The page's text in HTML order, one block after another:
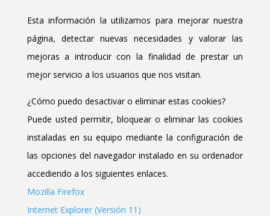
Esta información la utilizamos para mejorar nuestra
página, detectar nuevas necesidades y valorar las
mejoras a introducir con la finalidad de prestar un
mejor servicio a los usuarios que nos visitan.
¿Cómo puedo desactivar o eliminar estas cookies?
Puede usted permitir, bloquear o eliminar las cookies
instaladas en su equipo mediante la configuración de
las opciones del navegador instalado en su ordenador
accediendo a los siguientes enlaces.
Mozilla Firefox
Internet Explorer (Versión 11)